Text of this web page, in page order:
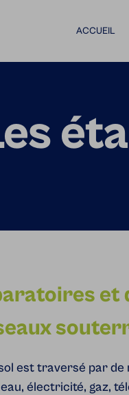
ACCUEIL
et
est traversé par
électricité, gaz,